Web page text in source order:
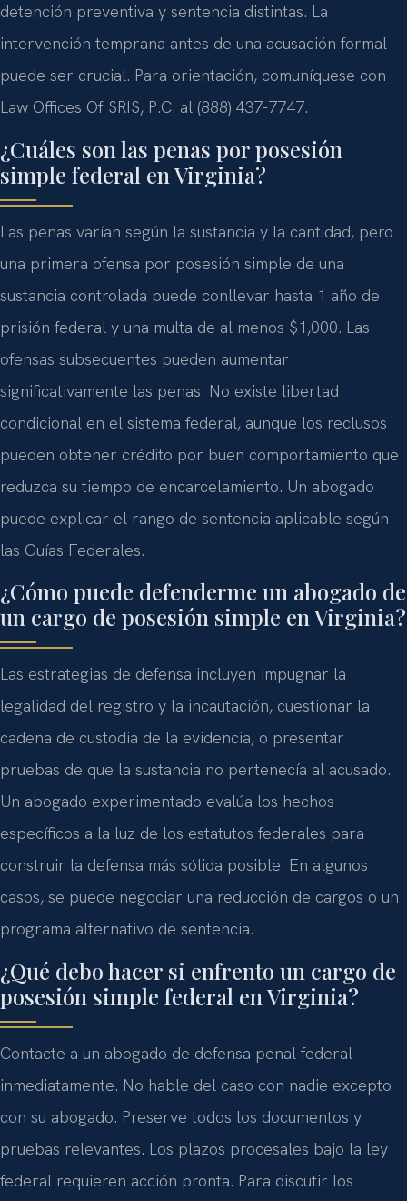
detención preventiva y sentencia distintas. La
intervención temprana antes de una acusación formal
puede ser crucial. Para orientación, comuníquese con
Law Offices Of SRIS, P.C. al (888) 437-7747.
¿Cuáles son las penas por posesión
simple federal en Virginia?
Las penas varían según la sustancia y la cantidad, pero
una primera ofensa por posesión simple de una
sustancia controlada puede conllevar hasta 1 año de
prisión federal y una multa de al menos $1,000. Las
ofensas subsecuentes pueden aumentar
significativamente las penas. No existe libertad
condicional en el sistema federal, aunque los reclusos
pueden obtener crédito por buen comportamiento que
reduzca su tiempo de encarcelamiento. Un abogado
puede explicar el rango de sentencia aplicable según
las Guías Federales.
¿Cómo puede defenderme un abogado de
un cargo de posesión simple en Virginia?
Las estrategias de defensa incluyen impugnar la
legalidad del registro y la incautación, cuestionar la
cadena de custodia de la evidencia, o presentar
pruebas de que la sustancia no pertenecía al acusado.
Un abogado experimentado evalúa los hechos
específicos a la luz de los estatutos federales para
construir la defensa más sólida posible. En algunos
casos, se puede negociar una reducción de cargos o un
programa alternativo de sentencia.
¿Qué debo hacer si enfrento un cargo de
posesión simple federal en Virginia?
Contacte a un abogado de defensa penal federal
inmediatamente. No hable del caso con nadie excepto
con su abogado. Preserve todos los documentos y
pruebas relevantes. Los plazos procesales bajo la ley
federal requieren acción pronta. Para discutir los